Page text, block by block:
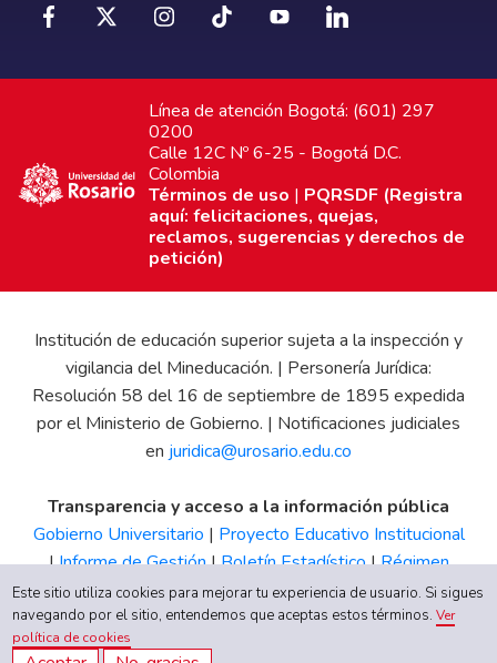
Línea de atención Bogotá: (601) 297
0200
Calle 12C Nº 6-25 - Bogotá D.C.
Colombia
Términos de uso | PQRSDF (Registra
aquí: felicitaciones, quejas,
reclamos, sugerencias y derechos de
petición)
Institución de educación superior sujeta a la inspección y
vigilancia del Mineducación. | Personería Jurídica:
Resolución 58 del 16 de septiembre de 1895 expedida
por el Ministerio de Gobierno. | Notificaciones judiciales
en juridica@urosario.edu.co
Transparencia y acceso a la información pública
Gobierno Universitario | Proyecto Educativo Institucional
|Informe de Gestión|Boletín Estadístico|Régimen
Tributario|Estados Financieros |Código de Ética| Canal
de Integridad UR
Este sitio utiliza cookies para mejorar tu experiencia de usuario. Si sigues
navegando por el sitio, entendemos que aceptas estos términos.Ver
política de cookies